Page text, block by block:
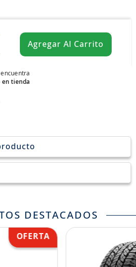
Agregar Al Carrito
en tienda
DESTACADOS